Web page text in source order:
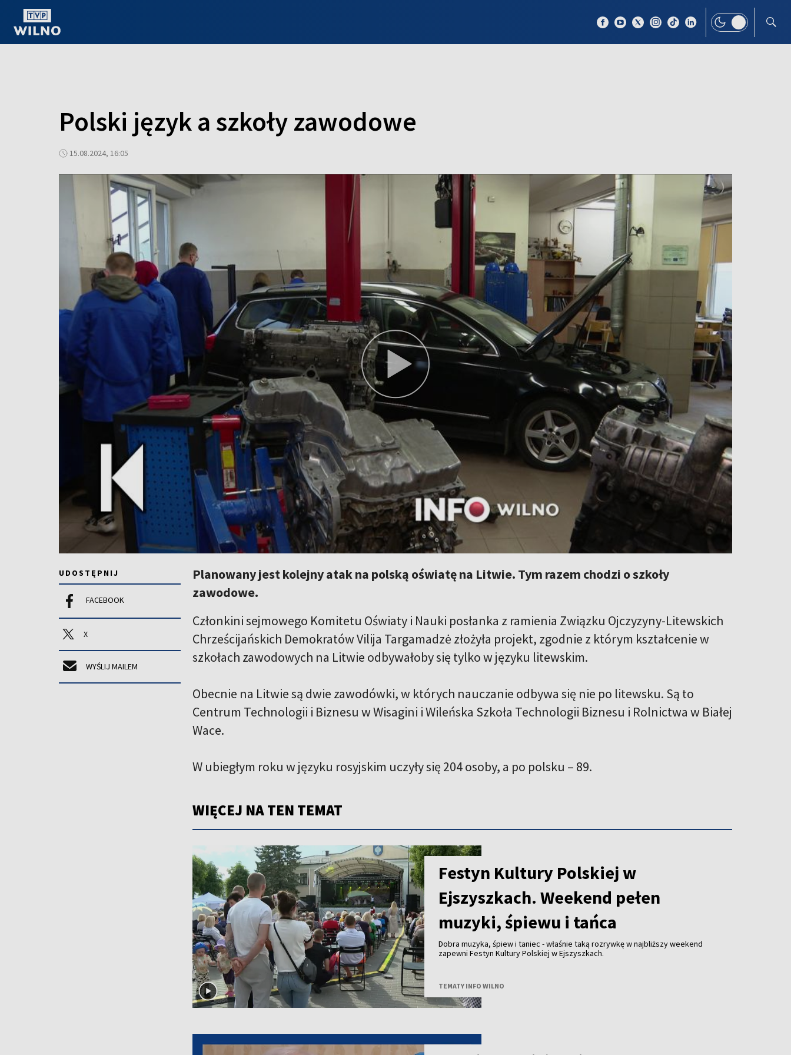
Polski język a szkoły zawodowe
15.08.2024, 16:05
UDOSTĘPNIJ
FACEBOOK
X
WYŚLIJ MAILEM
Planowany jest kolejny atak na polską oświatę na Litwie. Tym razem chodzi o szkoły
zawodowe.
Członkini sejmowego Komitetu Oświaty i Nauki posłanka z ramienia Związku Ojczyzyny-Litewskich
Chrześcijańskich Demokratów Vilija Targamadzė złożyła projekt, zgodnie z którym kształcenie w
szkołach zawodowych na Litwie odbywałoby się tylko w języku litewskim.
Obecnie na Litwie są dwie zawodówki, w których nauczanie odbywa się nie po litewsku. Są to
Centrum Technologii i Biznesu w Wisagini i Wileńska Szkoła Technologii Biznesu i Rolnictwa w Białej
Wace.
W ubiegłym roku w języku rosyjskim uczyły się 204 osoby, a po polsku – 89.
WIĘCEJ NA TEN TEMAT
Festyn Kultury Polskiej w
Ejszyszkach. Weekend pełen
muzyki, śpiewu i tańca
Dobra muzyka, śpiew i taniec - właśnie taką rozrywkę w najbliższy weekend
zapewni Festyn Kultury Polskiej w Ejszyszkach.
TEMATY INFO WILNO